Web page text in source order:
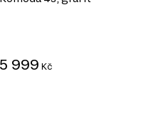
999 Kč